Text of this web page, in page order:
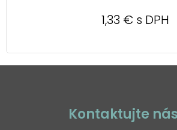
1,33 € s DPH
Kontaktujte nás